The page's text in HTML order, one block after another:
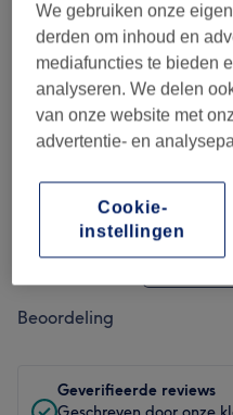
Hygiëne
Medewerkers
Reviews filteren
Behandeling Alle
Beoordeling
Geverifieerde reviews
We gebruiken onze
derden om inhoud en
mediafuncties te bieden
analyseren. We delen
van onze website met
advertentie- en
Cookie-
instellingen